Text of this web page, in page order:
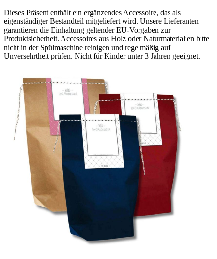
Dieses Präsent enthält ein ergänzendes Accessoire, das als
eigenständiger Bestandteil mitgeliefert wird. Unsere Lieferanten
garantieren die Einhaltung geltender EU-Vorgaben zur
Produktsicherheit. Accessoires aus Holz oder Naturmaterialien bitte
nicht in der Spülmaschine reinigen und regelmäßig auf
Unversehrtheit prüfen. Nicht für Kinder unter 3 Jahren geeignet.